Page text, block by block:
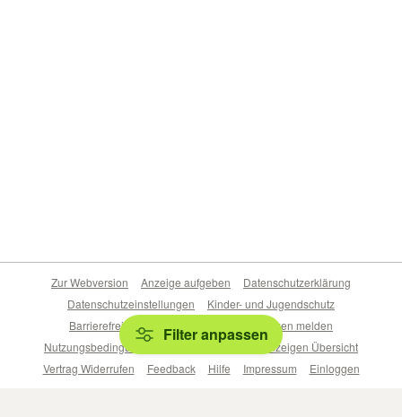
Filter anpassen
Zur Webversion Anzeige aufgeben
Datenschutzerklärung
Datenschutzeinstellungen
Kinder- und Jugendschutz
Barrierefreiheitserklärung
Sicherheitslücken melden
Nutzungsbedingungen
Beliebte Suchen
Anzeigen Übersicht
Vertrag Widerrufen
Feedback Hilfe Impressum Einloggen